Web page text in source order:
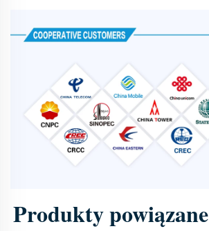
Produkty powiązane